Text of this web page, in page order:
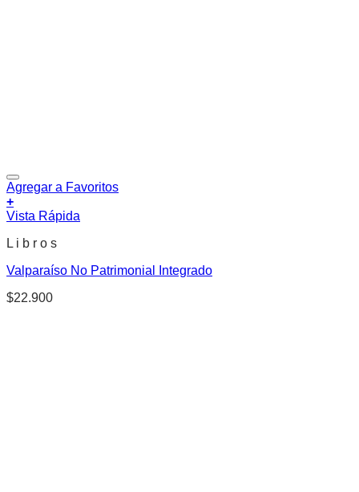
Agregar a Favoritos
+
Vista Rápida
L i b r o s
Valparaíso No Patrimonial Integrado
$22.900